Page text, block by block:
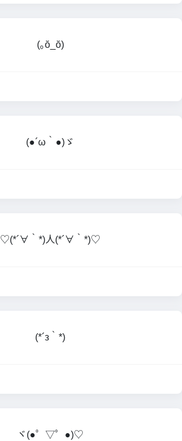
(｡ŏ_ŏ)
(●´ω｀●)ゞ
♡(*´∀｀*)人(*´∀｀*)♡
(*´з｀*)
ヾ(●゜▽゜●)♡